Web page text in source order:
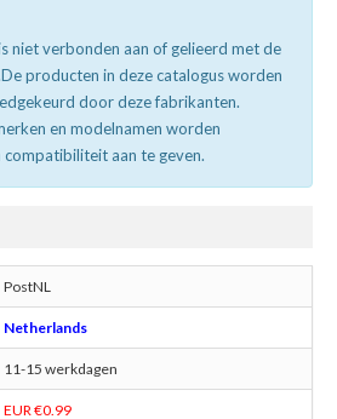
niet verbonden aan of gelieerd met de
producten in deze catalogus worden
door deze fabrikanten.
en modelnamen worden
aan te geven.
PostNL
Netherlands
11-15 werkdagen
EUR €0.99